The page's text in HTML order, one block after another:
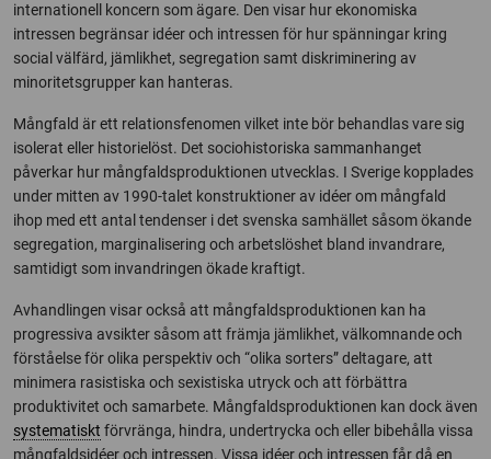
internationell koncern som ägare. Den visar hur ekonomiska
intressen begränsar idéer och intressen för hur spänningar kring
social välfärd, jämlikhet, segregation samt diskriminering av
minoritetsgrupper kan hanteras.
Mångfald är ett relationsfenomen vilket inte bör behandlas vare sig
isolerat eller historielöst. Det sociohistoriska sammanhanget
påverkar hur mångfaldsproduktionen utvecklas. I Sverige kopplades
under mitten av 1990-talet konstruktioner av idéer om mångfald
ihop med ett antal tendenser i det svenska samhället såsom ökande
segregation, marginalisering och arbetslöshet bland invandrare,
samtidigt som invandringen ökade kraftigt.
Avhandlingen visar också att mångfaldsproduktionen kan ha
progressiva avsikter såsom att främja jämlikhet, välkomnande och
förståelse för olika perspektiv och “olika sorters” deltagare, att
minimera rasistiska och sexistiska utryck och att förbättra
produktivitet och samarbete. Mångfaldsproduktionen kan dock även
systematiskt förvränga, hindra, undertrycka och eller bibehålla vissa
mångfaldsidéer och intressen. Vissa idéer och intressen får då en